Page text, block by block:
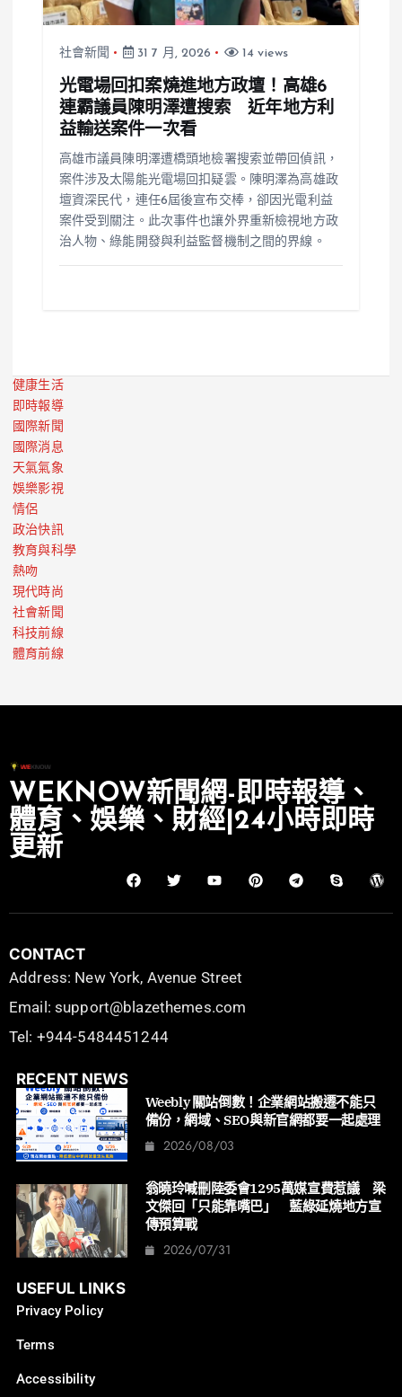
社會新聞 31 7 月, 2026 14 views
光電場回扣案燒進地方政壇！高雄6
連霸議員陳明澤遭搜索 近年地方利
益輸送案件一次看
高雄市議員陳明澤遭橋頭地檢署搜索並帶回偵訊，
案件涉及太陽能光電場回扣疑雲。陳明澤為高雄政
壇資深民代，連任6屆後宣布交棒，卻因光電利益
案件受到關注。此次事件也讓外界重新檢視地方政
治人物、綠能開發與利益監督機制之間的界線。
健康生活
即時報導
國際新聞
國際消息
天氣氣象
娛樂影視
情侶
政治快訊
教育與科學
熱吻
現代時尚
社會新聞
科技前線
體育前線
WEKNOW新聞網-即時報導、
體育、娛樂、財經|24小時即時
更新
CONTACT
Address: New York, Avenue Street
Email: support@blazethemes.com
Tel: +944-5484451244
RECENT NEWS
Weebly 關站倒數！企業網站搬遷不能只
備份，網域、SEO與新官網都要一起處理
2026/08/03
翁曉玲喊刪陸委會1295萬媒宣費惹議 梁
文傑回「只能靠嘴巴」 藍綠延燒地方宣
傳預算戰
2026/07/31
USEFUL LINKS
Privacy Policy
Terms
Accessibility